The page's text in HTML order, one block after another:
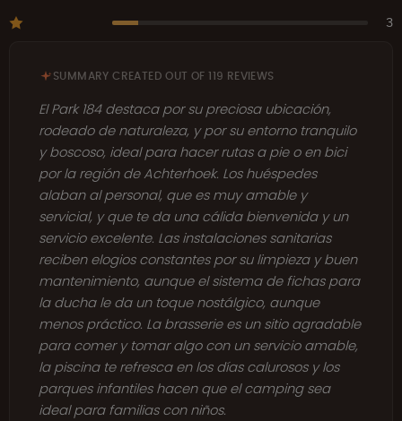
3
SUMMARY CREATED OUT OF 119 REVIEWS
El Park 184 destaca por su preciosa ubicación,
rodeado de naturaleza, y por su entorno tranquilo
y boscoso, ideal para hacer rutas a pie o en bici
por la región de Achterhoek. Los huéspedes
alaban al personal, que es muy amable y
servicial, y que te da una cálida bienvenida y un
servicio excelente. Las instalaciones sanitarias
reciben elogios constantes por su limpieza y buen
mantenimiento, aunque el sistema de fichas para
la ducha le da un toque nostálgico, aunque
menos práctico. La brasserie es un sitio agradable
para comer y tomar algo con un servicio amable,
la piscina te refresca en los días calurosos y los
parques infantiles hacen que el camping sea
ideal para familias con niños.